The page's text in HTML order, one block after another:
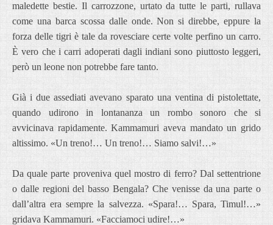
maledette bestie. Il carrozzone, urtato da tutte le parti, rullava
come una barca scossa dalle onde. Non si direbbe, eppure la
forza delle tigri è tale da rovesciare certe volte perfino un carro.
È vero che i carri adoperati dagli indiani sono piuttosto leggeri,
però un leone non potrebbe fare tanto.
Già i due assediati avevano sparato una ventina di pistolettate,
quando udirono in lontananza un rombo sonoro che si
avvicinava rapidamente. Kammamuri aveva mandato un grido
altissimo. «Un treno!… Un treno!… Siamo salvi!…»
Da quale parte proveniva quel mostro di ferro? Dal settentrione
o dalle regioni del basso Bengala? Che venisse da una parte o
dall’altra era sempre la salvezza. «Spara!… Spara, Timul!…»
gridava Kammamuri. «Facciamoci udire!…»